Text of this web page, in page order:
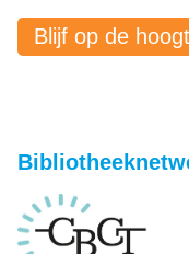
Blijf op de